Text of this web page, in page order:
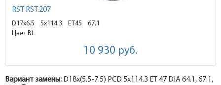
RST RST.207
D17x6.5 5x114.3 ET45
67.1
Цвет BL
10 930 руб.
Вариант замены: D18x(5.5-7.5) PCD 5x114.3 ET 47 DIA 64.1, 67.1,